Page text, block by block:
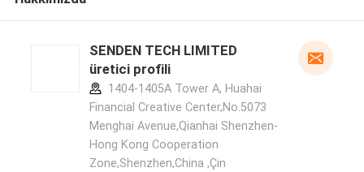
SENDEN TECH LIMITED
üretici profili
1404-1405A Tower A, Huahai
Financial Creative Center,No.5073
Menghai Avenue,Qianhai Shenzhen-
Hong Kong Cooperation
Zone,Shenzhen,China ,Çin